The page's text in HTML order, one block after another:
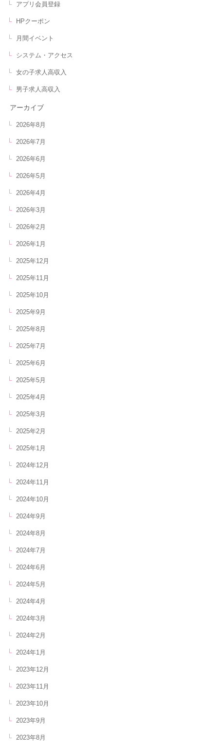
アプリ会員登録
HPクーポン
月間イベント
システム・アクセス
女の子求人高収入
男子求人高収入
アーカイブ
2026年8月
2026年7月
2026年6月
2026年5月
2026年4月
2026年3月
2026年2月
2026年1月
2025年12月
2025年11月
2025年10月
2025年9月
2025年8月
2025年7月
2025年6月
2025年5月
2025年4月
2025年3月
2025年2月
2025年1月
2024年12月
2024年11月
2024年10月
2024年9月
2024年8月
2024年7月
2024年6月
2024年5月
2024年4月
2024年3月
2024年2月
2024年1月
2023年12月
2023年11月
2023年10月
2023年9月
2023年8月